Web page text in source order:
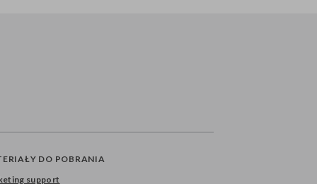
DO POBRANIA
support